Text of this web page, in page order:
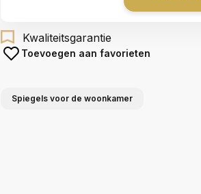
Kwaliteitsgarantie
Toevoegen aan favorieten
Spiegels voor de woonkamer